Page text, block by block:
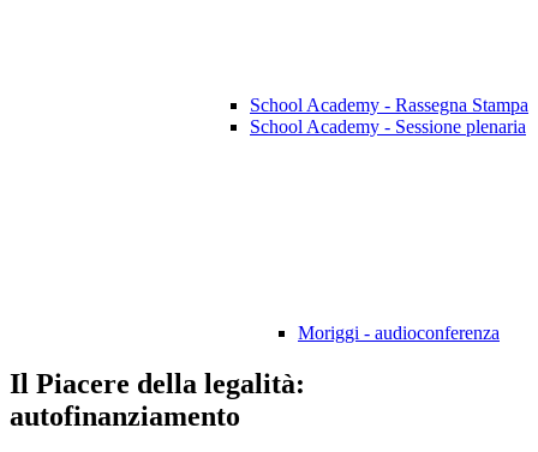
School Academy - Rassegna Stampa
School Academy - Sessione plenaria
Moriggi - audioconferenza
Il Piacere della legalità:
autofinanziamento